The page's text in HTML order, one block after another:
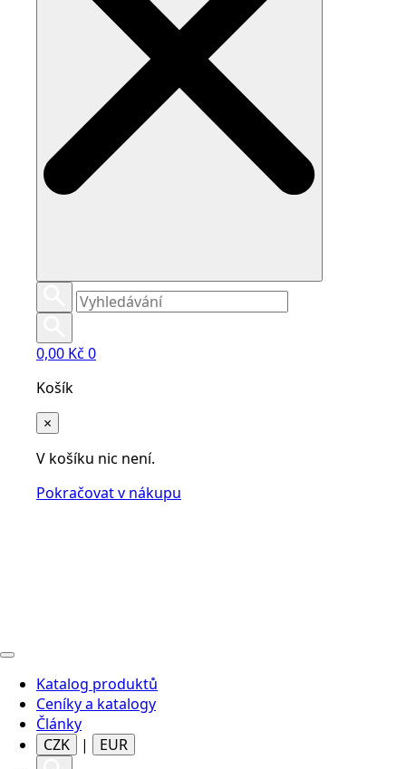
0,00 Kč 0
Košík
×
V košíku nic není.
Pokračovat v nákupu
Katalog produktů
Ceníky a katalogy
Články
CZK
| EUR